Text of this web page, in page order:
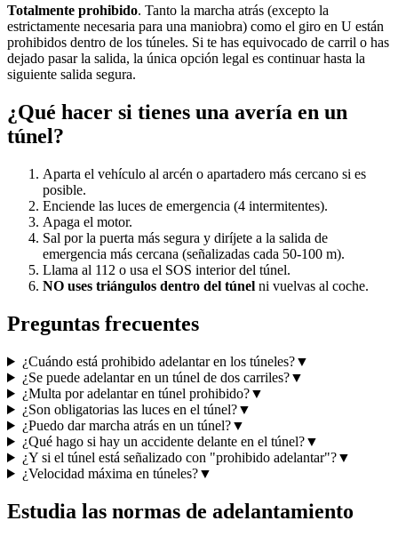
Totalmente prohibido. Tanto la marcha atrás (excepto la
estrictamente necesaria para una maniobra) como el giro en U están
prohibidos dentro de los túneles. Si te has equivocado de carril o has
dejado pasar la salida, la única opción legal es continuar hasta la
siguiente salida segura.
¿Qué hacer si tienes una avería en un
túnel?
Aparta el vehículo al arcén o apartadero más cercano si es
posible.
Enciende las luces de emergencia (4 intermitentes).
Apaga el motor.
Sal por la puerta más segura y diríjete a la salida de
emergencia más cercana (señalizadas cada 50-100 m).
Llama al 112 o usa el SOS interior del túnel.
NO uses triángulos dentro del túnel ni vuelvas al coche.
Preguntas frecuentes
¿Cuándo está prohibido adelantar en los túneles?▼
¿Se puede adelantar en un túnel de dos carriles?▼
¿Multa por adelantar en túnel prohibido?▼
¿Son obligatorias las luces en el túnel?▼
¿Puedo dar marcha atrás en un túnel?▼
¿Qué hago si hay un accidente delante en el túnel?▼
¿Y si el túnel está señalizado con "prohibido adelantar"?▼
¿Velocidad máxima en túneles?▼
Estudia las normas de adelantamiento